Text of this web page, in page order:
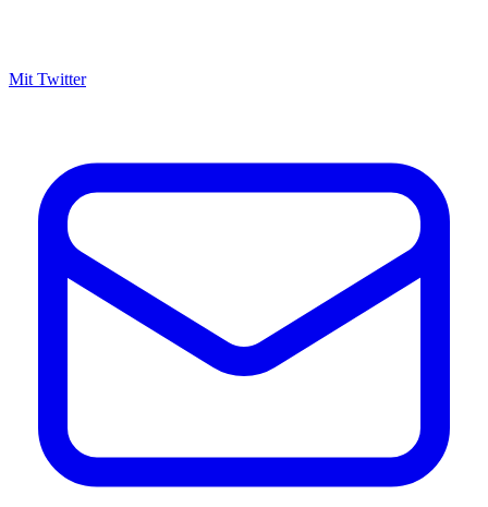
Mit Twitter